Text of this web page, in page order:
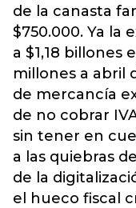
de la canasta
$750.000. Ya la
a $1,18 billones
millones a abril
de mercancía
de no cobrar
sin tener en
a las quiebras
de la
el hueco fiscal